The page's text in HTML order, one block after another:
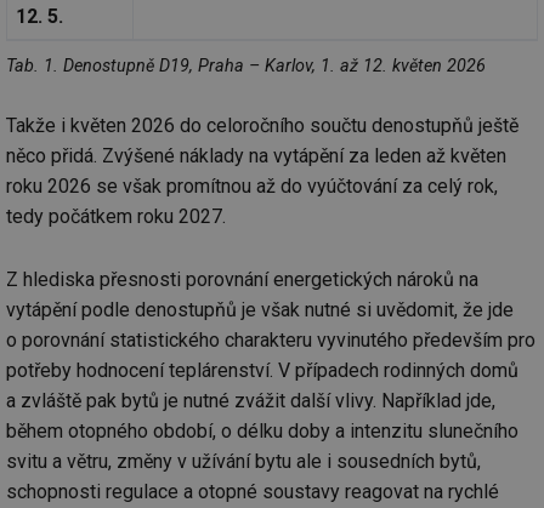
12. 5.
Tab. 1. Denostupně D19, Praha – Karlov, 1. až 12. květen 2026
Takže i květen 2026 do celoročního součtu denostupňů ještě
něco přidá. Zvýšené náklady na vytápění za leden až květen
roku 2026 se však promítnou až do vyúčtování za celý rok,
tedy počátkem roku 2027.
Z hlediska přesnosti porovnání energetických nároků na
vytápění podle denostupňů je však nutné si uvědomit, že jde
o porovnání statistického charakteru vyvinutého především pro
potřeby hodnocení teplárenství. V případech rodinných domů
a zvláště pak bytů je nutné zvážit další vlivy. Například jde,
během otopného období, o délku doby a intenzitu slunečního
svitu a větru, změny v užívání bytu ale i sousedních bytů,
schopnosti regulace a otopné soustavy reagovat na rychlé